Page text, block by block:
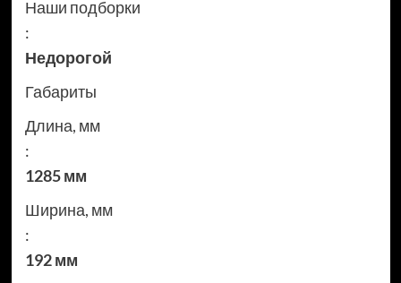
Наши подборки
:
Недорогой
Габариты
Длина, мм
:
1285 мм
Ширина, мм
:
192 мм